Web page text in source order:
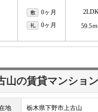
敷 0ヶ月
礼 0ヶ月
59.5ｍ
山の賃貸マンション
地 栃木県下野市上古山